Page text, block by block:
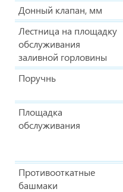
Донный клапан, мм
Лестница на площадку
обслуживания
заливной горловины
Поручнь
Площадка
обслуживания
Противооткатные
башмаки